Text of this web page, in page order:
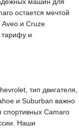
остается мечтой
Aveo и Cruze
тарифу и
тип двигателя,
и Suburban важно
спортивных Camaro
Наши